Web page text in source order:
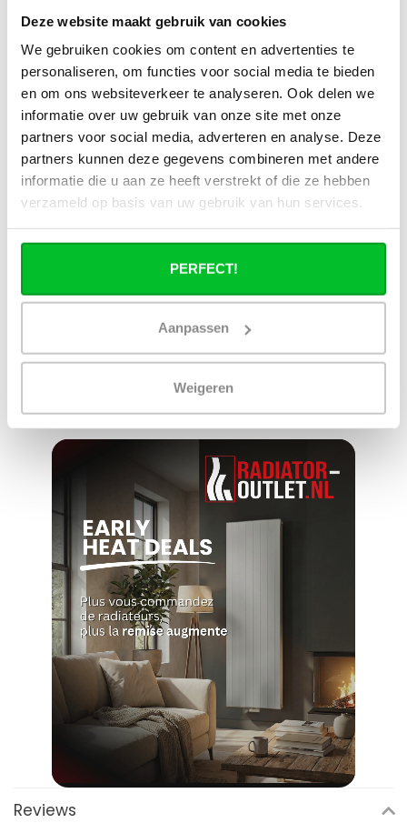
Deze website maakt gebruik van cookies
We gebruiken cookies om content en advertenties te
personaliseren, om functies voor social media te bieden
en om ons websiteverkeer te analyseren. Ook delen we
informatie over uw gebruik van onze site met onze
partners voor social media, adverteren en analyse. Deze
partners kunnen deze gegevens combineren met andere
informatie die u aan ze heeft verstrekt of die ze hebben
verzameld op basis van uw gebruik van hun services.
PERFECT!
Aanpassen
Weigeren
porte-serviettes électriques pour la
Avez-vous une question à propos de se produit.
Simon est heureux de vous aider et peut répondre à
toutes vos questions.
Envoyer un message
Large éventail
Livraison à partir de
Délai de réflexion de 14
jours
Pas bon = remboursé
Venez vous chercher en
Nous sommes ouverts 6
Livraison rapide aux
Reviews